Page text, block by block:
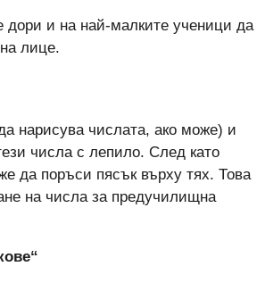
дори и на най-малките ученици да
лице.
нарисува числата, ако може) и
числа с лепило. След като
да поръси пясък върху тях. Това
на числа за предучилищна